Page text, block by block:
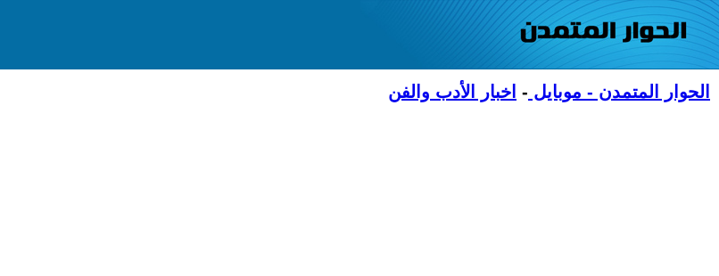
الحوار المتمدن - موبايل - اخبار الأدب والفن